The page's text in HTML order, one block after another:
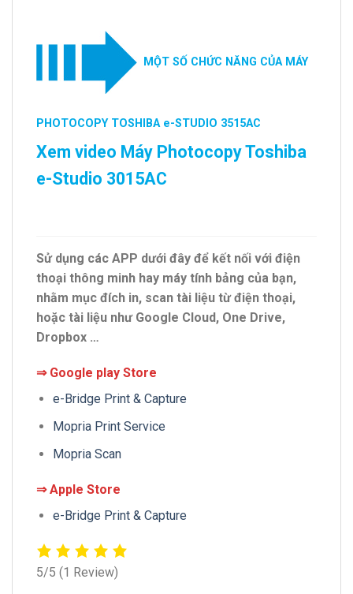
MỘT SỐ CHỨC NĂNG CỦA MÁY
PHOTOCOPY TOSHIBA e-STUDIO 3515AC
Xem video Máy Photocopy Toshiba
e-Studio 3015AC
Sử dụng các APP dưới đây để kết nối với điện
thoại thông minh hay máy tính bảng của bạn,
nhằm mục đích in, scan tài liệu từ điện thoại,
hoặc tài liệu như Google Cloud, One Drive,
Dropbox …
⇒ Google play Store
e-Bridge Print & Capture
Mopria Print Service
Mopria Scan
⇒ Apple Store
e-Bridge Print & Capture
5/5 (1 Review)